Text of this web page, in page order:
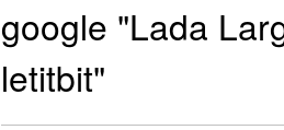
google "Lada
letitbit"